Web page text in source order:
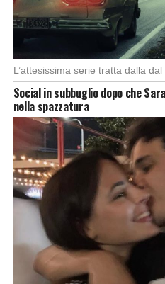
Social in subbuglio dopo che
nella spazzatura